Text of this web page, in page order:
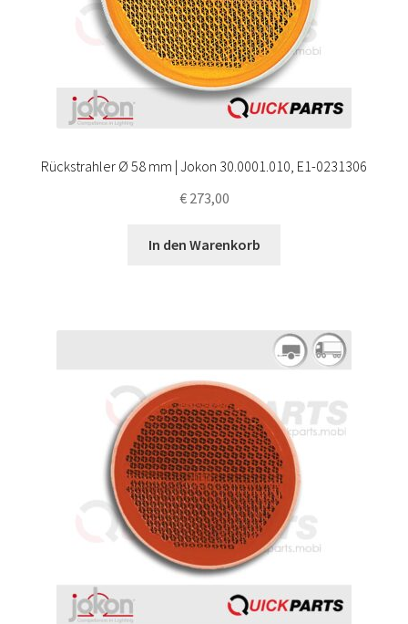
Rückstrahler Ø 58 mm | Jokon 30.0001.010, E1-0231306
€273,00
In den Warenkorb